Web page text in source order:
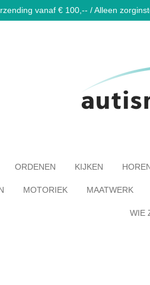
vanaf € 100,-- / Alleen
ORDENEN KIJKEN
MOTORIEK MAATWERK
WIE